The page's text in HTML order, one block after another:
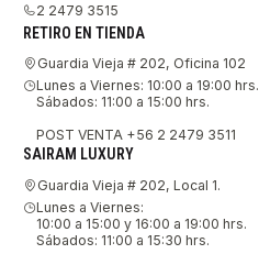
2 2479 3515
RETIRO EN TIENDA
Guardia Vieja # 202, Oficina 102
Lunes a Viernes: 10:00 a 19:00 hrs.
Sábados: 11:00 a 15:00 hrs.
POST VENTA +56 2 2479 3511
SAIRAM LUXURY
Guardia Vieja # 202, Local 1.
Lunes a Viernes:
10:00 a 15:00 y 16:00 a 19:00 hrs.
Sábados: 11:00 a 15:30 hrs.